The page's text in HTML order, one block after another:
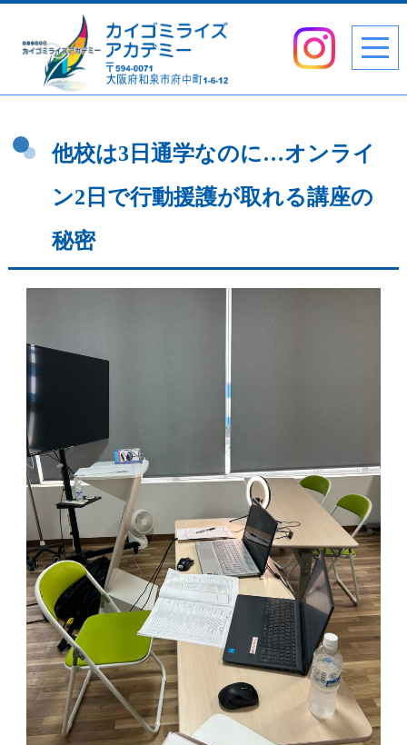
他校は3日通学なのに…オンライ
ン2日で行動援護が取れる講座の
秘密